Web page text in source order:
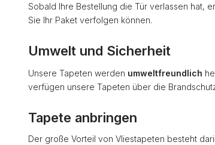
Sobald Ihre Bestellung die Tür verlassen hat,
Sie Ihr Paket verfolgen können.
Umwelt und Sicherheit
Unsere Tapeten werden umweltfreundlich
verfügen unsere Tapeten über die
Tapete anbringen
Der große Vorteil von Vliestapeten besteht